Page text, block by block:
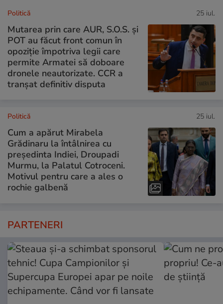
Politică 25 iul.
Mutarea prin care AUR, S.O.S. și
POT au făcut front comun în
opoziție împotriva legii care
permite Armatei să doboare
dronele neautorizate. CCR a
tranșat definitiv disputa
Politică 25 iul.
Cum a apărut Mirabela
Grădinaru la întâlnirea cu
președinta Indiei, Droupadi
Murmu, la Palatul Cotroceni.
Motivul pentru care a ales o
rochie galbenă
PARTENERI